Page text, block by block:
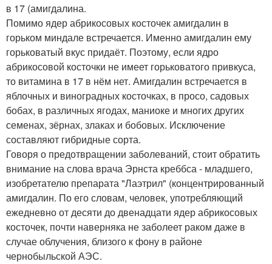
в 17 (амигдалина.
Помимо ядер абрикосовых косточек амигдалин в
горьком миндале встречается. Именно амигдалин ему
горьковатый вкус придаёт. Поэтому, если ядро
абрикосовой косточки не имеет горьковатого привкуса,
то витамина в 17 в нём нет. Амигдалин встречается в
яблочных и виноградных косточках, в просо, садовых
бобах, в различных ягодах, маниоке и многих других
семенах, зёрнах, злаках и бобовых. Исключение
составляют гибридные сорта.
Говоря о предотвращении заболеваний, стоит обратить
внимание на слова врача Эрнста креббса - младшего,
изобретателю препарата "Лаэтрил" (концентрированный
амигдалин. По его словам, человек, употребляющий
ежедневно от десяти до двенадцати ядер абрикосовых
косточек, почти наверняка не заболеет раком даже в
случае облучения, близого к фону в районе
чернобыльской АЭС.